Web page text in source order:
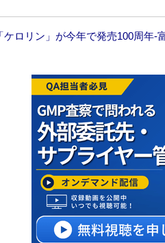
ケロリン」が今年で発売100周年‐